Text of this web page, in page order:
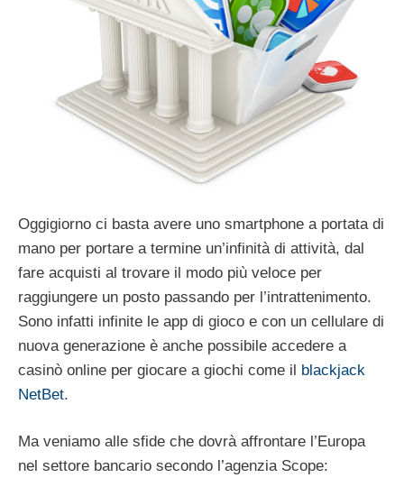
Oggigiorno ci basta avere uno smartphone a portata di
mano per portare a termine un’infinità di attività, dal
fare acquisti al trovare il modo più veloce per
raggiungere un posto passando per l’intrattenimento.
Sono infatti infinite le app di gioco e con un cellulare di
nuova generazione è anche possibile accedere a
casinò online per giocare a giochi come il blackjack
NetBet.
Ma veniamo alle sfide che dovrà affrontare l’Europa
nel settore bancario secondo l’agenzia Scope: